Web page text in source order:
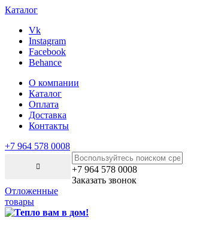
Каталог
Vk
Instagram
Facebook
Behance
О компании
Каталог
Оплата
Доставка
Контакты
+7 964 578 0008
+7 964 578 0008
Заказать звонок
Отложенные
товары